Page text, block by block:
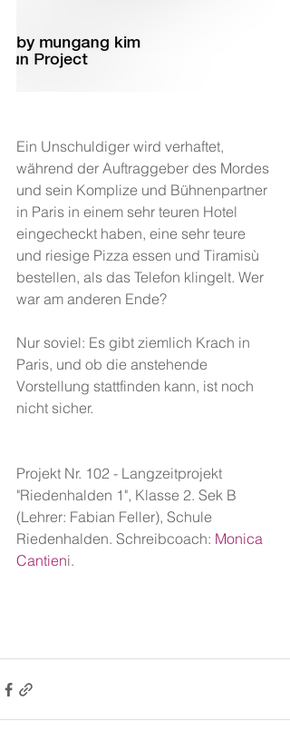
Ein Unschuldiger wird verhaftet,
während der Auftraggeber des Mordes
und sein Komplize und Bühnenpartner
in Paris in einem sehr teuren Hotel
eingecheckt haben, eine sehr teure
und riesige Pizza essen und Tiramisù
bestellen, als das Telefon klingelt. Wer
war am anderen Ende?
Nur soviel: Es gibt ziemlich Krach in
Paris, und ob die anstehende
Vorstellung stattfinden kann, ist noch
nicht sicher.
Projekt Nr. 102 - Langzeitprojekt
"Riedenhalden 1", Klasse 2. Sek B
(Lehrer: Fabian Feller), Schule
Riedenhalden. Schreibcoach: Monica
Cantieni.